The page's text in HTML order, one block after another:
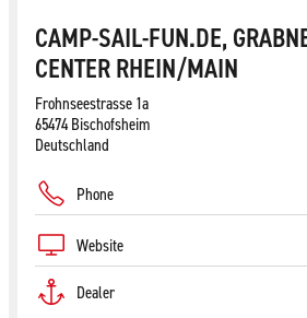
CAMP-SAIL-FUN.DE,
CENTER RHEIN/MAIN
Frohnseestrasse 1a
65474 Bischofsheim
Deutschland
Phone
Website
Dealer